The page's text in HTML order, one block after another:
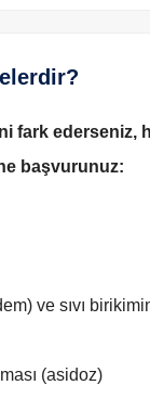
fark ederseniz,
başvurunuz:
ve sıvı
(asidoz)